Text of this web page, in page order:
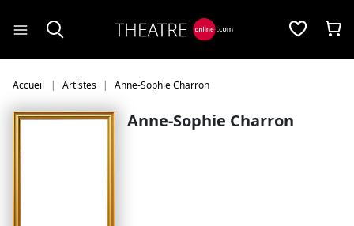
Accueil Artistes Anne-Sophie Charron
Anne-Sophie Charron